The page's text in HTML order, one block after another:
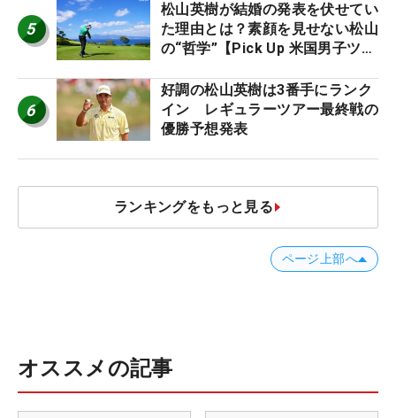
5
松山英樹が結婚の発表を伏せてい
た理由とは？素顔を見せない松山
の“哲学”【Pick Up 米国男子ツア
6
好調の松山英樹は3番手にランク
イン レギュラーツアー最終戦の
優勝予想発表
ランキングをもっと見る
ページ上部へ
オススメの記事